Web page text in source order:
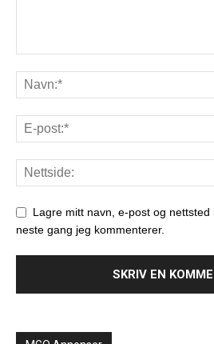
Lagre mitt navn, e-post og
neste gang jeg kommenterer.